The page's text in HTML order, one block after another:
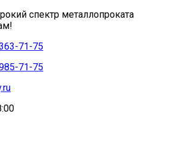
спектр металлопроката
71-75
71-75